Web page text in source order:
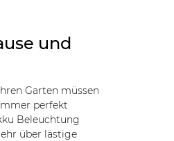
und
Garten müssen
perfekt
Beleuchtung
über lästige